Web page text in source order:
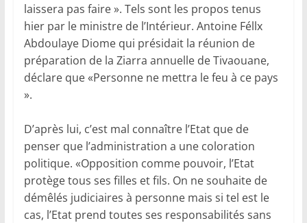
laissera pas faire ». Tels sont les propos tenus
hier par le ministre de l’Intérieur. Antoine Féllx
Abdoulaye Diome qui présidait la réunion de
préparation de la Ziarra annuelle de Tivaouane,
déclare que «Personne ne mettra le feu à ce pays
».
D’après lui, c’est mal connaître l’Etat que de
penser que l’administration a une coloration
politique. «Opposition comme pouvoir, l’Etat
protège tous ses filles et fils. On ne souhaite de
démêlés judiciaires à personne mais si tel est le
cas, l’Etat prend toutes ses responsabilités sans